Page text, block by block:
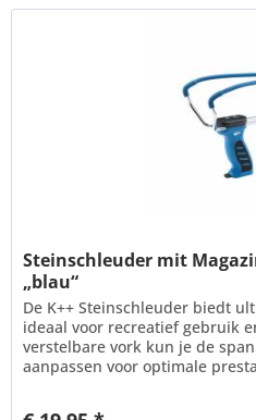
Steinschleuder mit
„blau“
De K++ Steinschleuder biedt
ideaal voor recreatief gebruik
verstelbare vork kun je de
aanpassen voor optimale